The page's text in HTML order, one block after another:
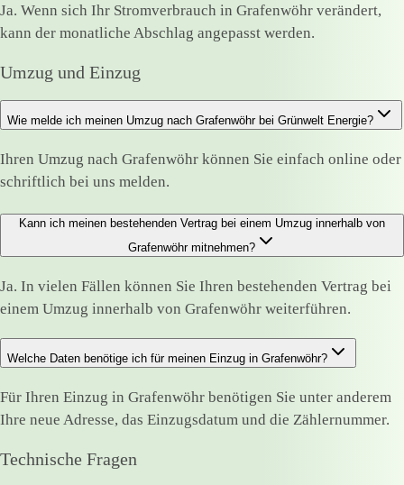
Ja. Wenn sich Ihr Stromverbrauch in Grafenwöhr verändert,
kann der monatliche Abschlag angepasst werden.
Umzug und Einzug
Wie melde ich meinen Umzug nach Grafenwöhr bei Grünwelt Energie?
Ihren Umzug nach Grafenwöhr können Sie einfach online oder
schriftlich bei uns melden.
Kann ich meinen bestehenden Vertrag bei einem Umzug innerhalb von
Grafenwöhr mitnehmen?
Ja. In vielen Fällen können Sie Ihren bestehenden Vertrag bei
einem Umzug innerhalb von Grafenwöhr weiterführen.
Welche Daten benötige ich für meinen Einzug in Grafenwöhr?
Für Ihren Einzug in Grafenwöhr benötigen Sie unter anderem
Ihre neue Adresse, das Einzugsdatum und die Zählernummer.
Technische Fragen